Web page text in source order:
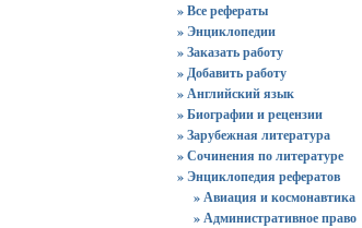
» Все рефераты
» Энциклопедии
» Заказать работу
» Добавить работу
» Английский язык
» Биографии и рецензии
» Зарубежная литература
» Сочинения по литературе
» Энциклопедия рефератов
» Авиация и космонавтика
» Административное право